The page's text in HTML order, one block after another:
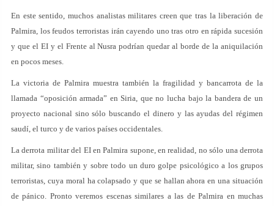
En este sentido, muchos analistas militares creen que tras la liberación de
Palmira, los feudos terroristas irán cayendo uno tras otro en rápida sucesión
y que el EI y el Frente al Nusra podrían quedar al borde de la aniquilación
en pocos meses.
La victoria de Palmira muestra también la fragilidad y bancarrota de la
llamada “oposición armada” en Siria, que no lucha bajo la bandera de un
proyecto nacional sino sólo buscando el dinero y las ayudas del régimen
saudí, el turco y de varios países occidentales.
La derrota militar del EI en Palmira supone, en realidad, no sólo una derrota
militar, sino también y sobre todo un duro golpe psicológico a los grupos
terroristas, cuya moral ha colapsado y que se hallan ahora en una situación
de pánico. Pronto veremos escenas similares a las de Palmira en muchas